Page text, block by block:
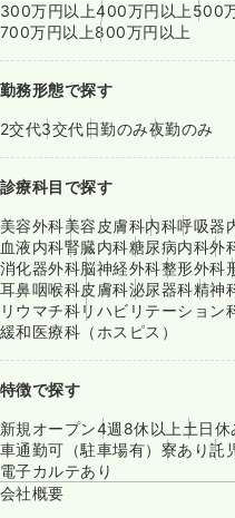
300万円以上400万円以上 500
700万円以上800万円以上
勤務形態で探す
2交代3交代日勤のみ夜勤のみ
診療科目で探す
美容外科美容皮膚科内科呼吸器
血液内科腎臓内科糖尿病内科外
消化器外科脳神経外科整形外科
耳鼻咽喉科皮膚科泌尿器科精神
リウマチ科リハビリテーション
緩和医療科（ホスピス）
特徴で探す
新規オープン4週8休以上 土日休
車通勤可（駐車場有） 寮あり託
電子カルテあり
会社概要